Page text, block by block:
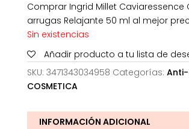
Comprar Ingrid Millet Caviaressence
arrugas Relajante 50 ml al mejor
Sin existencias
Añadir producto a tu lista de
SKU: 3471343034958 Categorías:
COSMETICA
INFORMACIÓN ADICIONAL